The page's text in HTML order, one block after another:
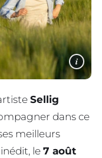
i
Sellig
dans ce
meilleurs
inédit, le 7 août